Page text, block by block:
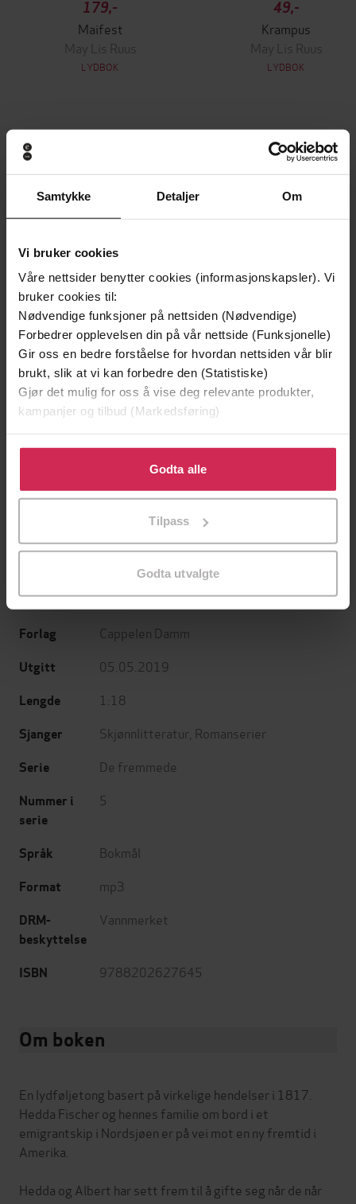
Samtykke Detaljer Om
Vi bruker cookies
Våre nettsider benytter cookies (informasjonskapsler). Vi
bruker cookies til:
Nødvendige funksjoner på nettsiden (Nødvendige)
Forbedrer opplevelsen din på vår nettside (Funksjonelle)
Gir oss en bedre forståelse for hvordan nettsiden vår blir
brukt, slik at vi kan forbedre den (Statistiske)
Gjør det mulig for oss å vise deg relevante produkter,
kampanjer og tilbud (Markedsføring)
Klikk på «Godta alle» for å gi oss ditt samtykke til å
bruke cookies for alle disse formålene. Du kan også
tilpasse ditt samtykke til spesifikke formål ved å klikke
Godta alle
Tilpass
Godta utvalgte
179,-
Maifest
May Lis Ruus
LYDBOK
49,-
Krampus
May Lis Ruus
LYDBOK
Andre har også kjøpt
Premium
LYDBOK LYDBOK
May Lis Ruus(forfatter),
Moen(innleser)
Forlag Cappelen Damm
Utgitt 05.05.2019
Lengde 1:18
Sjanger Skjønnlitteratur Romanserier
Serie De fremmede
Nummer i
serie
5
Språk Bokmål
Format mp3
DRM-
beskyttelse
Vannmerket
ISBN 9788202627645
Om boken
En lydføljetong basert på virkelige hendelser i 1817.
Hedda Fischer og hennes familie om bord i et
emigrantskip i Nordsjøen er på vei mot en ny fremtid i
Amerika.
Hedda og Albert har sett frem til å gifte seg når de når